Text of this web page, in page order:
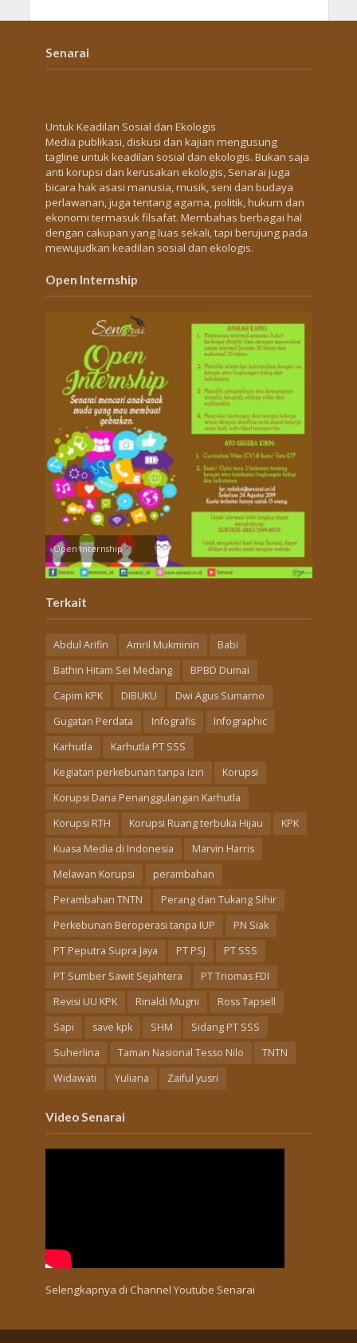
Senarai
Untuk Keadilan Sosial dan Ekologis
Media publikasi, diskusi dan kajian mengusung
tagline untuk keadilan sosial dan ekologis. Bukan saja
anti korupsi dan kerusakan ekologis, Senarai juga
bicara hak asasi manusia, musik, seni dan budaya
perlawanan, juga tentang agama, politik, hukum dan
ekonomi termasuk filsafat. Membahas berbagai hal
dengan cakupan yang luas sekali, tapi berujung pada
mewujudkan keadilan sosial dan ekologis.
Open Internship
Open Internship
Terkait
Abdul Arifin Amril Mukminin
Babi
Bathin Hitam Sei Medang
BPBD Dumai
Capim KPK
DIBUKU
Dwi Agus Sumarno
Gugatan Perdata
Infografis
Infographic
Karhutla
Karhutla PT SSS
Kegiatan perkebunan tanpa izin
Korupsi
Korupsi Dana Penanggulangan Karhutla
Korupsi RTH
Korupsi Ruang terbuka Hijau
KPK
Kuasa Media di Indonesia
Marvin Harris
Melawan Korupsi
perambahan
Perambahan TNTN
Perang dan Tukang Sihir
Perkebunan Beroperasi tanpa IUP
PN Siak
PT Peputra Supra Jaya
PT PSJ
PT SSS
PT Sumber Sawit Sejahtera
PT Triomas FDI
Revisi UU KPK
Rinaldi Mugni
Ross Tapsell
Sapi
save kpk SHM
Sidang PT SSS
Suherlina
Taman Nasional Tesso Nilo
TNTN
Widawati
Yuliana Zaiful yusri
Video Senarai
Selengkapnya di Channel Youtube Senarai